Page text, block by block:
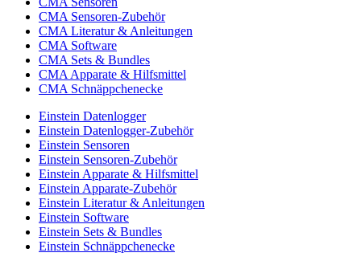
CMA Sensoren-Zubehör
CMA Literatur & Anleitungen
CMA Software
CMA Sets & Bundles
CMA Apparate & Hilfsmittel
CMA Schnäppchenecke
Einstein Datenlogger
Einstein Datenlogger-Zubehör
Einstein Sensoren
Einstein Sensoren-Zubehör
Einstein Apparate & Hilfsmittel
Einstein Apparate-Zubehör
Einstein Literatur & Anleitungen
Einstein Software
Einstein Sets & Bundles
Einstein Schnäppchenecke